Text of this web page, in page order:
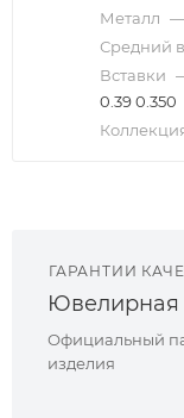
Металл —
Средний
Вставки
0.39 0.350
ГАРАНТИИ
Ювелирная
Официальный
изделия